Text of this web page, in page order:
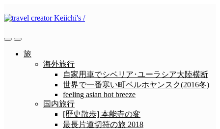
ン
ン
検
メ
ニ 旅
海外旅行
自家用車でシベリア･ユーラシア大陸横断
世界で一番寒い町ベルホヤンスク(2016冬)
feeling asian hot breeze
国内旅行
[歴史散歩] 本能寺の変
最長片道切符の旅 2018